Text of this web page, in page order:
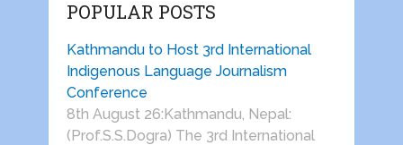
POPULAR POSTS
Kathmandu to Host 3rd International
Indigenous Language Journalism
Conference
8th August 26:Kathmandu, Nepal:
(Prof.S.S.Dogra) The 3rd International